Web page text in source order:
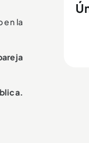
en la